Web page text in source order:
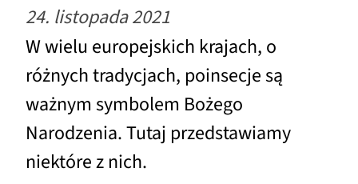
24. listopada 2021
W wielu europejskich krajach, o
różnych tradycjach, poinsecje są
ważnym symbolem Bożego
Narodzenia. Tutaj przedstawiamy
niektóre z nich.